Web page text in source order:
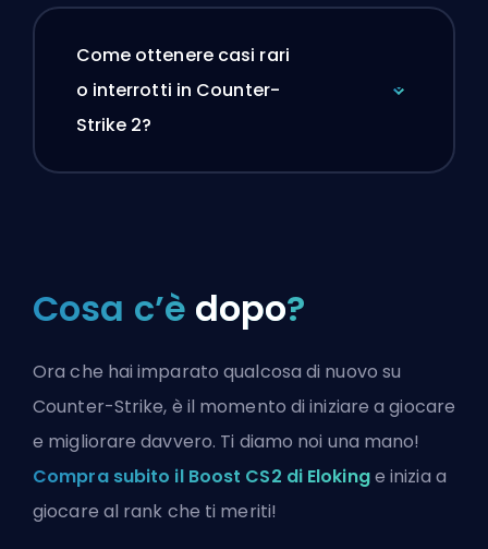
Come ottenere casi rari
o interrotti in Counter-
Strike 2?
Cosa c’è dopo?
Ora che hai imparato qualcosa di nuovo su
Counter-Strike, è il momento di iniziare a giocare
e migliorare davvero. Ti diamo noi una mano!
Compra subito il Boost CS2 di Elokinge inizia a
giocare al rank che ti meriti!